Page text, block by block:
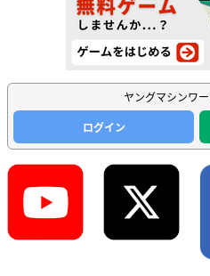
ヤングマシンワ
ログイン